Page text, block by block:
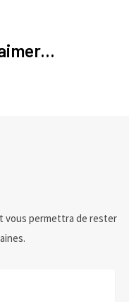
vous permettra de rester